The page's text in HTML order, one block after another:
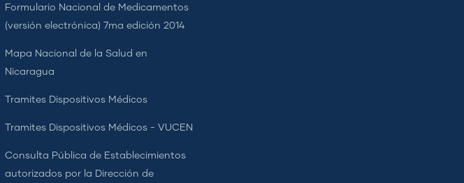
Formulario Nacional de Medicamentos
(versión electrónica) 7ma edición 2014
Mapa Nacional de la Salud en
Nicaragua
Tramites Dispositivos Médicos
Tramites Dispositivos Médicos - VUCEN
Consulta Pública de Establecimientos
autorizados por la Dirección de